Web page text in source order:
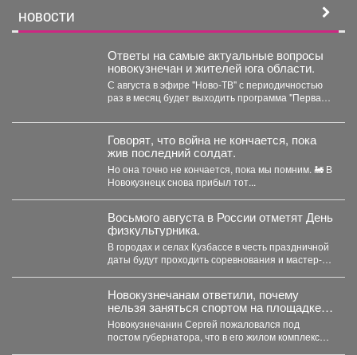
НОВОСТИ
Ответы на самые актуальные вопросы
новокузнечан и жителей юга области.
С августа в эфире "Ново-ТВ" с периодичностью
раз в месяц будет выходить программа "Первая
Говорят, что война не кончается, пока
жив последний солдат.
Но она точно не кончается, пока мы помним. 🚂 В
Новокузнецк снова прибыл тот...
Восьмого августа в России отметят День
физкультурника.
В городах и селах Кузбассе в честь праздничной
даты будут проходить соревнования и мастер-
Новокузнечанам ответили, почему
нельзя заняться спортом на площадке
лицея
Новокузнечанин Сергей пожаловался под
постом губернатора, что в его жилом комплексе